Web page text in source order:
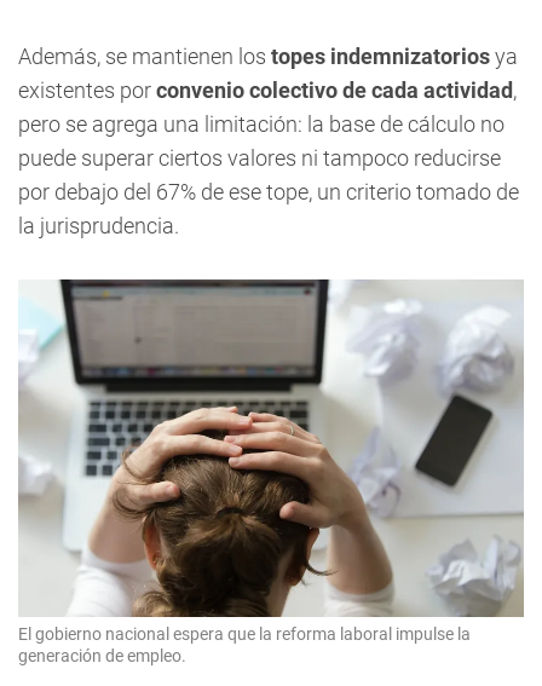
Además, se mantienen los topes indemnizatoriosya
existentes porconvenio colectivo de cada actividad,
pero se agrega una limitación: la base de cálculo no
puede superar ciertos valores ni tampoco reducirse
por debajo del 67% de ese tope, un criterio tomado de
la jurisprudencia.
El gobierno nacional espera que la reforma laboral impulse la
generación de empleo.